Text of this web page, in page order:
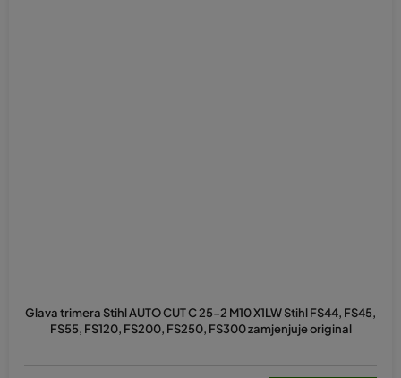
Glava trimera Stihl AUTO CUT C 25-2 M10 X1LW Stihl FS44, FS45,
FS55, FS120, FS200, FS250, FS300 zamjenjuje original